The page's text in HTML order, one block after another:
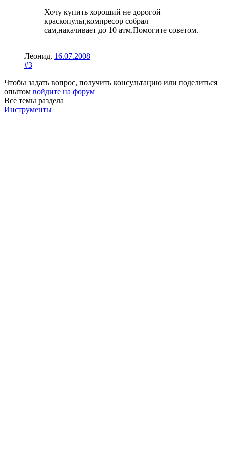
Хочу купить хороший не дорогой
краскопульт,компресор собрал
сам,накачивает до 10 атм.Помогите советом.
Леонид, 16.07.2008
#3
Чтобы задать вопрос, получить консультацию или поделиться
опытом войдите на форум
Все темы раздела
Инструменты